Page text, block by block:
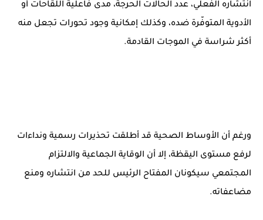
انتشاره الفعلي، عدد الحالات الحرجة، مدى فاعلية اللقاحات أو
الأدوية المتوفّرة ضده، وكذلك إمكانية وجود تحورات تجعل منه
أكثر شراسة في الموجات القادمة.
ورغم أن الأوساط الصحية قد أطلقت تحذيرات رسمية ونداءات
لرفع مستوى اليقظة، إلا أن الوقاية الجماعية والالتزام
المجتمعي سيكونان المفتاح الرئيس للحد من انتشاره ومنع
مضاعفاته.